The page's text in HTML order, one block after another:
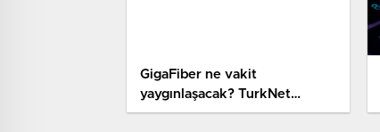
GigaFiber ne vakit
yaygınlaşacak? TurkNet
CEO’suna sorduk!